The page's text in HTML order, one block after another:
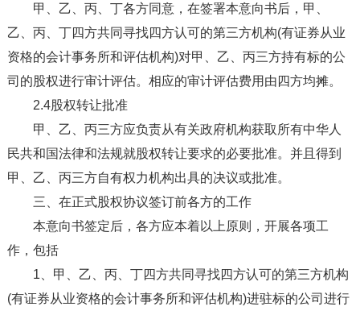
甲、乙、丙、丁各方同意，在签署本意向书后，甲、
乙、丙、丁四方共同寻找四方认可的第三方机构(有证券从业
资格的会计事务所和评估机构)对甲、乙、丙三方持有标的公
司的股权进行审计评估。相应的审计评估费用由四方均摊。
2.4股权转让批准
甲、乙、丙三方应负责从有关政府机构获取所有中华人
民共和国法律和法规就股权转让要求的必要批准。并且得到
甲、乙、丙三方自有权力机构出具的决议或批准。
三、在正式股权协议签订前各方的工作
本意向书签定后，各方应本着以上原则，开展各项工
作，包括
1、甲、乙、丙、丁四方共同寻找四方认可的第三方机构
(有证券从业资格的会计事务所和评估机构)进驻标的公司进行